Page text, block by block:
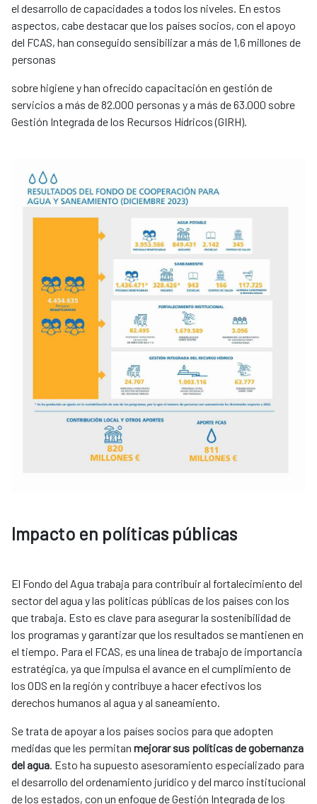
el desarrollo de capacidades a todos los niveles. En estos
aspectos, cabe destacar que los países socios, con el apoyo
del FCAS, han conseguido sensibilizar a más de 1,6 millones de
personas
sobre higiene y han ofrecido capacitación en gestión de
servicios a más de 82.000 personas y a más de 63.000 sobre
Gestión Integrada de los Recursos Hídricos (GIRH).
Impacto en políticas públicas
El Fondo del Agua trabaja para contribuir al fortalecimiento del
sector del agua y las políticas públicas de los países con los
que trabaja. Esto es clave para asegurar la sostenibilidad de
los programas y garantizar que los resultados se mantienen en
el tiempo. Para el FCAS, es una línea de trabajo de importancia
estratégica, ya que impulsa el avance en el cumplimiento de
los ODS en la región y contribuye a hacer efectivos los
derechos humanos al agua y al saneamiento.
Se trata de apoyar a los países socios para que adopten
medidas que les permitan mejorar sus políticas de gobernanza
del agua. Esto ha supuesto asesoramiento especializado para
el desarrollo del ordenamiento jurídico y del marco institucional
de los estados, con un enfoque de Gestión Integrada de los